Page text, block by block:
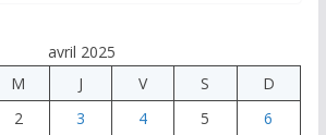
er
avril 2025
M J V S
D
2 3 4 5 6